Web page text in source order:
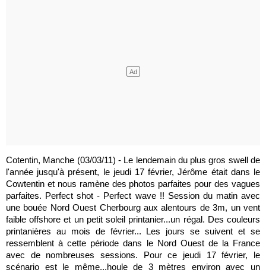
Cotentin, Manche (03/03/11) - Le lendemain du plus gros swell de
l'année jusqu'à présent, le jeudi 17 février, Jérôme était dans le
Cowtentin et nous ramène des photos parfaites pour des vagues
parfaites. Perfect shot - Perfect wave !! Session du matin avec
une bouée Nord Ouest Cherbourg aux alentours de 3m, un vent
faible offshore et un petit soleil printanier...un régal. Des couleurs
printanières au mois de février... Les jours se suivent et se
ressemblent à cette période dans le Nord Ouest de la France
avec de nombreuses sessions. Pour ce jeudi 17 février, le
scénario est le même...houle de 3 mètres environ avec un